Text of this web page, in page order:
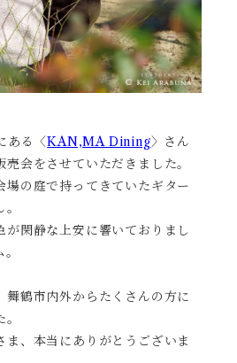
ある〈KAN,MA Dining〉さん
会をさせていただきました。
場の庭で持ってきていたギター
が閑静な上安に響いておりまし
舞鶴市内外からたくさんの方に
ま、本当にありがとうございま